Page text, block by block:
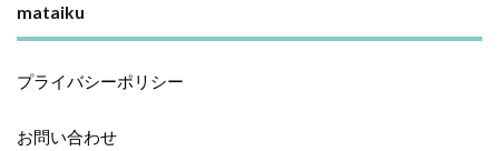
mataiku
プライバシーポリシー
お問い合わせ